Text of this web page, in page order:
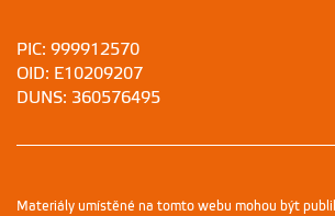
PIC: 999912570
OID: E10209207
DUNS: 360576495
Materiály umístěné na tomto webu mohou být